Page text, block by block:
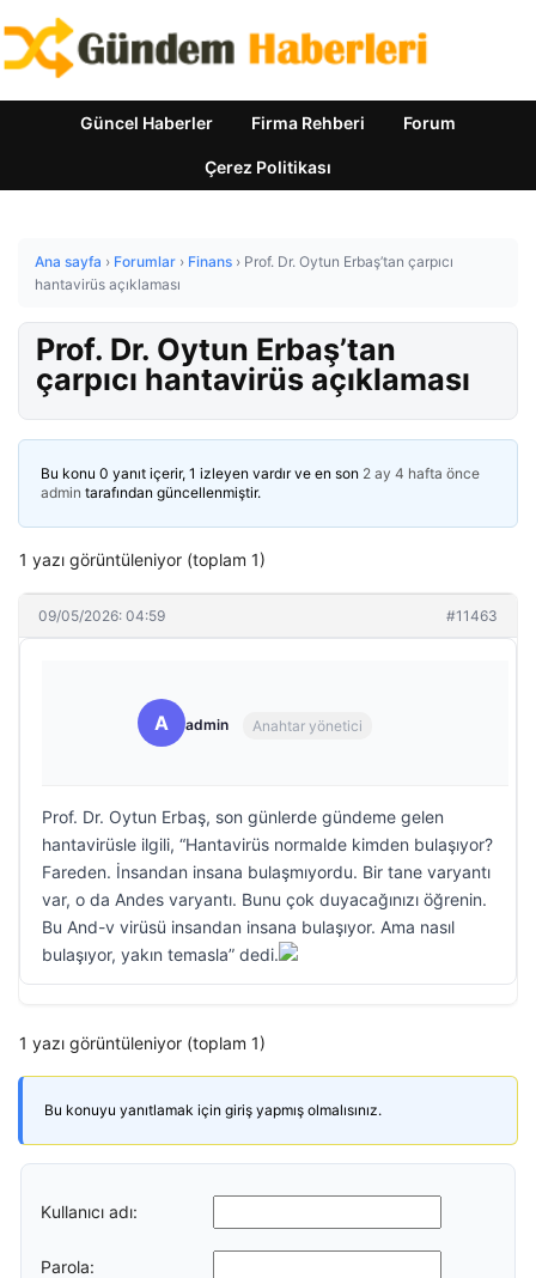
Güncel Haberler Firma Rehberi Forum
Çerez Politikası
Ana sayfa › Forumlar › Finans › Prof. Dr. Oytun Erbaş’tan çarpıcı
hantavirüs açıklaması
Prof. Dr. Oytun Erbaş’tan
çarpıcı hantavirüs açıklaması
Bu konu 0 yanıt içerir, 1 izleyen vardır ve en son 2 ay 4 hafta önce
admin tarafından güncellenmiştir.
1 yazı görüntüleniyor (toplam 1)
09/05/2026: 04:59 #11463
A admin Anahtar yönetici
Prof. Dr. Oytun Erbaş, son günlerde gündeme gelen
hantavirüsle ilgili, “Hantavirüs normalde kimden bulaşıyor?
Fareden. İnsandan insana bulaşmıyordu. Bir tane varyantı
var, o da Andes varyantı. Bunu çok duyacağınızı öğrenin.
Bu And-v virüsü insandan insana bulaşıyor. Ama nasıl
bulaşıyor, yakın temasla” dedi.
1 yazı görüntüleniyor (toplam 1)
Bu konuyu yanıtlamak için giriş yapmış olmalısınız.
Kullanıcı adı:
Parola: